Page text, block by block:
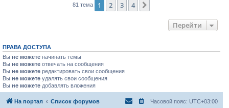
81 тема 1 2 3 4
Перейти
ПРАВА ДОСТУПА
Вы не можете начинать темы
Вы не можете отвечать на сообщения
Вы не можете редактировать свои сообщения
Вы не можете удалять свои сообщения
Вы не можете добавлять вложения
На портал Список форумов Часовой пояс: UTC+03:00